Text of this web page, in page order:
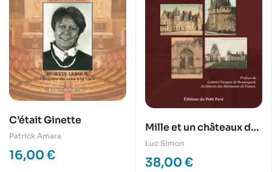
C’était Ginette
Patrick Amara
16,00 €
Mille et un châteaux du
Maine-et-Loire – Dans
les années 1900
Luc Simon
38,00 €